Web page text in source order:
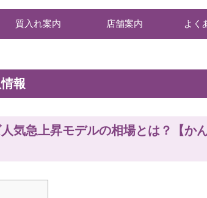
質入れ案内 店舗案内 よく
報
気急上昇モデルの相場とは？【か